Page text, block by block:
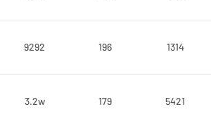
9292 196 1314
3.2w 179 5421